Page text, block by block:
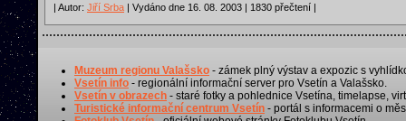
| Autor: Jiří Srba | Vydáno dne 16. 08. 2003 | 1830 přečtení |
Muzeum regionu Valašsko - zámek plný výstav a expozic s
Vsetín info - regionální informační server pro Vsetín a Valašsko.
Vsetín v obrazech - staré fotky a pohlednice Vsetína, timelapse,
Turistické informační centrum Vsetín - portál s informacemi o